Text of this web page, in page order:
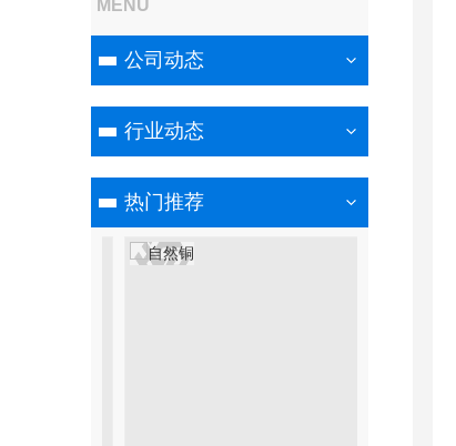
MENU
公司动态
行业动态
热门推荐